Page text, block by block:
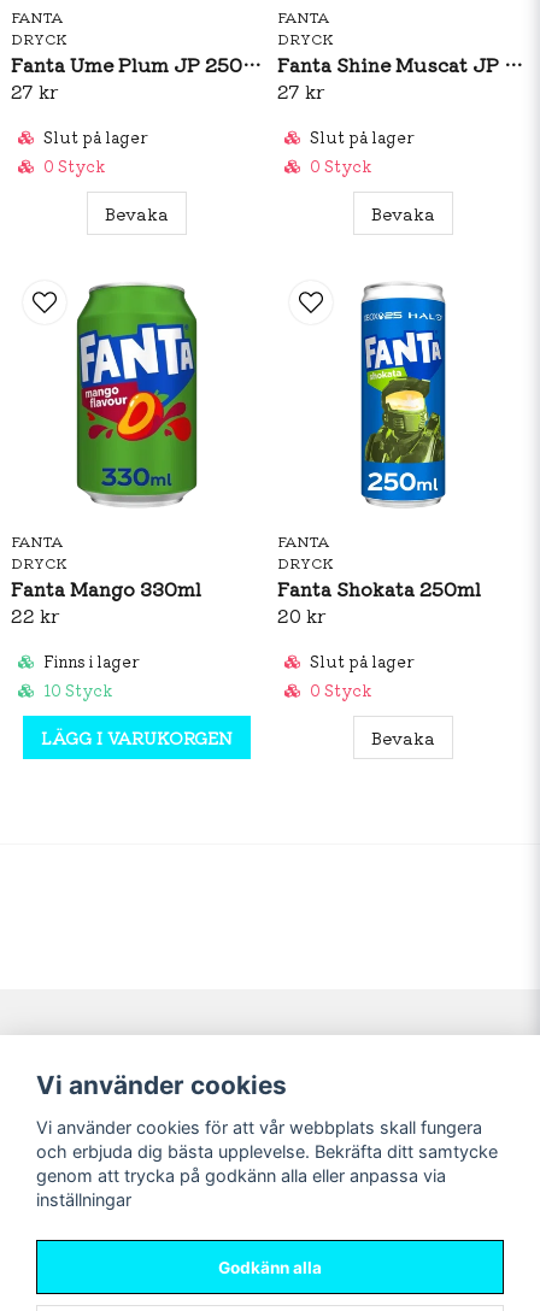
FANTA
DRYCK
Fanta Ume Plum JP 250ml
27 kr
Slut på lager
0 Styck
Bevaka
FANTA
DRYCK
Fanta Shine Muscat JP 250ml
27 kr
Slut på lager
0 Styck
Bevaka
FANTA
DRYCK
Fanta Mango 330ml
22 kr
Finns i lager
10 Styck
LÄGG I VARUKORGEN
FANTA
DRYCK
Fanta Shokata 250ml
20 kr
Slut på lager
0 Styck
Bevaka
Navigering
Nyheter!
Förbeställning
Mitt konto
Logga in
Registrera dig
Glömt lösenord?
Sociala medier
Vi använder cookies
Vi använder cookies för att vår webbplats skall fungera
och erbjuda dig bästa upplevelse. Bekräfta ditt samtycke
genom att trycka på godkänn alla eller anpassa via
inställningar
Godkänn alla